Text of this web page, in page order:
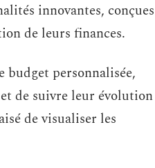
innovantes, conçues
de leurs finances.
budget personnalisée,
de suivre leur évolution
de visualiser les